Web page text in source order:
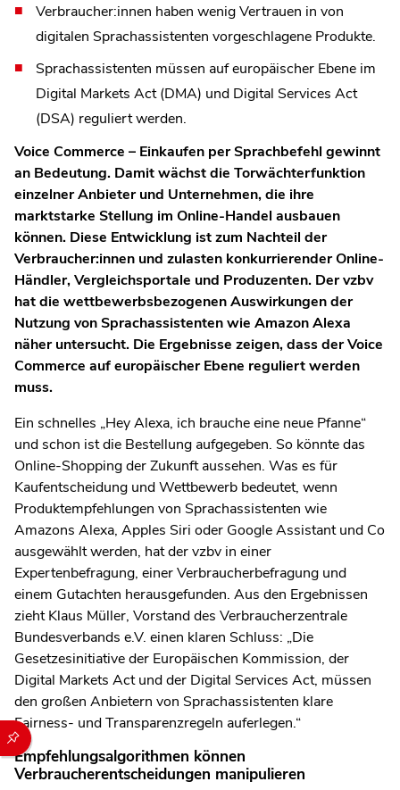
Durch die folgenden Buttons können Sie direkt auf einen
Verbraucher:innen haben wenig Vertrauen in von
digitalen Sprachassistenten vorgeschlagene Produkte.
Sprachassistenten müssen auf europäischer Ebene im
Digital Markets Act (DMA) und Digital Services Act
(DSA) reguliert werden.
Voice Commerce – Einkaufen per Sprachbefehl gewinnt
an Bedeutung. Damit wächst die Torwächterfunktion
einzelner Anbieter und Unternehmen, die ihre
marktstarke Stellung im Online-Handel ausbauen
können. Diese Entwicklung ist zum Nachteil der
Verbraucher:innen und zulasten konkurrierender Online-
Händler, Vergleichsportale und Produzenten. Der vzbv
hat die wettbewerbsbezogenen Auswirkungen der
Nutzung von Sprachassistenten wie Amazon Alexa
näher untersucht. Die Ergebnisse zeigen, dass der Voice
Commerce auf europäischer Ebene reguliert werden
muss.
Ein schnelles „Hey Alexa, ich brauche eine neue Pfanne“
und schon ist die Bestellung aufgegeben. So könnte das
Online-Shopping der Zukunft aussehen. Was es für
Kaufentscheidung und Wettbewerb bedeutet, wenn
Produktempfehlungen von Sprachassistenten wie
Amazons Alexa, Apples Siri oder Google Assistant und Co
ausgewählt werden, hat der vzbv in einer
Expertenbefragung, einer Verbraucherbefragung und
einem Gutachten herausgefunden. Aus den Ergebnissen
zieht Klaus Müller, Vorstand des Verbraucherzentrale
Bundesverbands e.V. einen klaren Schluss: „Die
Gesetzesinitiative der Europäischen Kommission, der
Digital Markets Act und der Digital Services Act, müssen
den großen Anbietern von Sprachassistenten klare
Fairness- und Transparenzregeln auferlegen.“
Empfehlungsalgorithmen können
Verbraucherentscheidungen manipulieren